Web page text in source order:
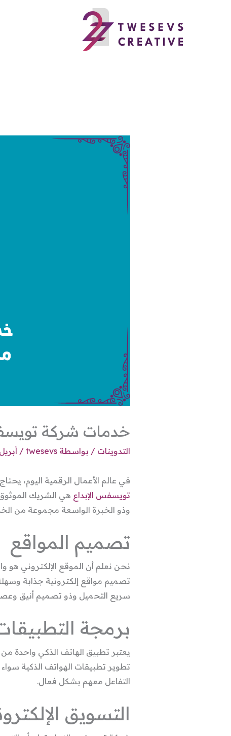
خدمات شركة
التدوينات / بواسطة twesevs
/ أبريل 15, 2023
في عالم الأعمال الرقمية اليوم،
تويسفس الإبداع هي الشريك الموثوق
وذو الخبرة الواسعة مجموعة من
تصميم المواقع
نحن نعلم أن الموقع الإلكتروني هو
تصميم مواقع إلكترونية جذابة
سريع التحميل وذو تصميم أنيق
برمجة
يعتبر تطبيق الهاتف الذكي واحدة
التفاعل معهم بشكل فعال.
التسويق